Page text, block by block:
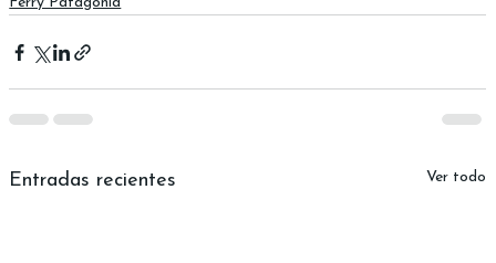
Entradas recientes Ver todo